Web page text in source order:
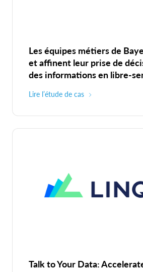
Les équipes métiers de
et affinent leur prise de
des informations en
Lire l’étude de cas
Talk to Your Data: